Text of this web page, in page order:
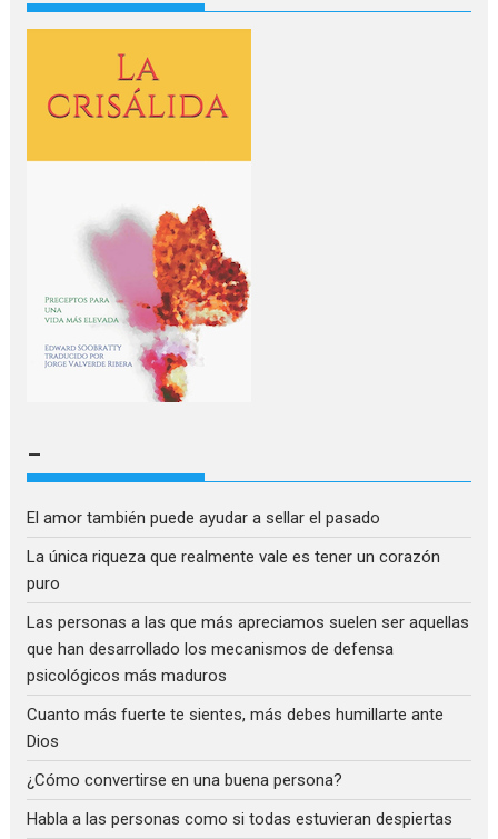
–
El amor también puede ayudar a sellar el pasado
La única riqueza que realmente vale es tener un corazón
puro
Las personas a las que más apreciamos suelen ser aquellas
que han desarrollado los mecanismos de defensa
psicológicos más maduros
Cuanto más fuerte te sientes, más debes humillarte ante
Dios
¿Cómo convertirse en una buena persona?
Habla a las personas como si todas estuvieran despiertas